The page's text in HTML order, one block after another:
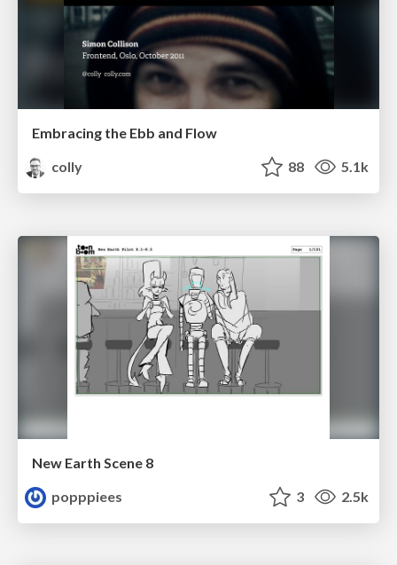
Embracing the Ebb and Flow
colly
88 5.1k
New Earth Scene 8
popppiees
3 2.5k